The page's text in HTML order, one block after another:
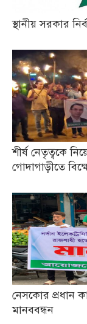
স্থানীয় সরকার
শীর্ষ নেতৃত্বকে
গোদাগাড়ীতে
নেসকোর প্রধান
মানববন্ধন